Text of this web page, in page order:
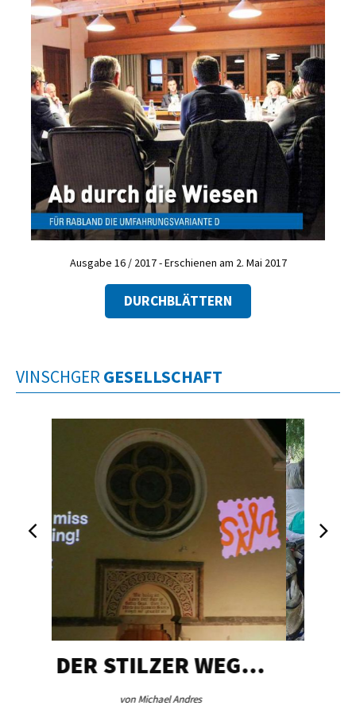
Ausgabe 16 / 2017 - Erschienen am 2. Mai 2017
DURCHBLÄTTERN
VINSCHGER GESELLSCHAFT
AEB VINSCHGAU
von Redaktion